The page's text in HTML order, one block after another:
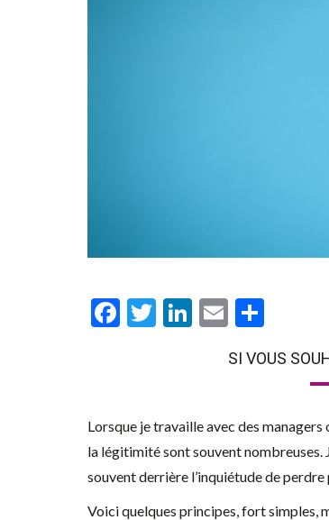
Facebook
Twitter
LinkedIn
Email
SI VOUS
Lorsque je travaille avec des managers
la légitimité sont souvent nombreuses.
souvent derrière l’inquiétude de
Voici quelques principes, fort simples,